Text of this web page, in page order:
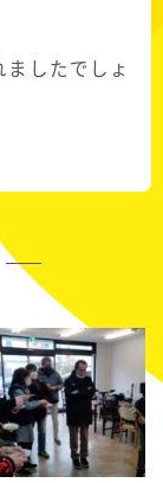
したでしょ